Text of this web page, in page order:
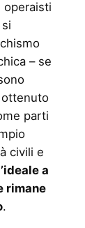
operaisti
– se
ottenuto
parti
civili e
a
rimane
.